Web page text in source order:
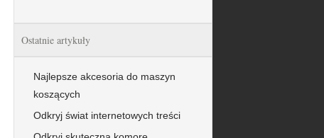
Ostatnie artykuły
Najlepsze akcesoria do maszyn
koszących
Odkryj świat internetowych treści